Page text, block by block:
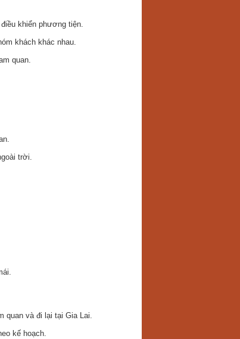
khiển phương tiện.
khách khác nhau.
quan.
trời.
quan và đi lại tại Gia Lai.
kế hoạch.